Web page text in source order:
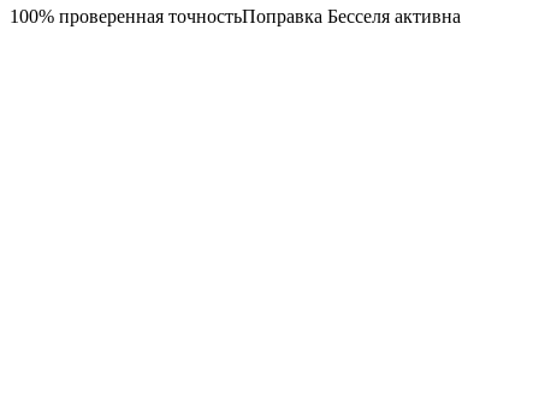
100% проверенная точностьПоправка Бесселя активна